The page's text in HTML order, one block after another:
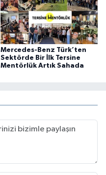
Mercedes-Benz Türk’ten
Sektörde Bir İlk Tersine
Mentörlük Artık Sahada